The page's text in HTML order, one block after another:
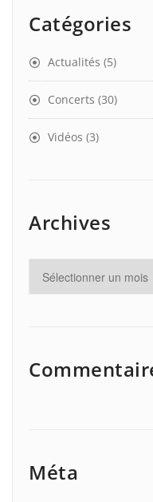
Catégories
Actualités (5)
Concerts (30)
Vidéos (3)
Archives
Méta